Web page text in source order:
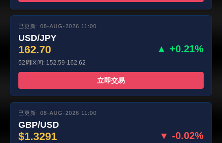
已更新: 08-AUG-2026 11:00
USD/JPY
162.70 ▲ +0.21%
52周区间: 152.59-162.62
立即交易
已更新: 08-AUG-2026 11:00
GBP/USD
$1.3291 ▼ -0.02%